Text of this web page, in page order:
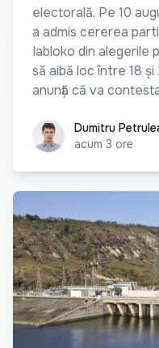
electorală. Pe 10
a admis cererea
Iabloko din alegerile
să aibă loc între 18
anunță că va
Dumitru Petruleac
Dumitru
acum 3 ore